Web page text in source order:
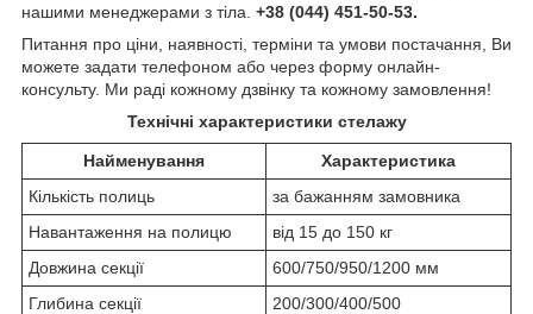
нашими менеджерами з тіла. +38 (044) 451-50-53.
Питання про ціни, наявності, терміни та умови постачання, Ви
можете задати телефоном або через форму онлайн-
консульту. Ми раді кожному дзвінку та кожному замовлення!
Технічні характеристики стелажу
Найменування
Характеристика
Кількість полиць
за бажанням замовника
Навантаження на полицю
від 15 до 150 кг
Довжина секції
600/750/950/1200 мм
Глибина секції
200/300/400/500